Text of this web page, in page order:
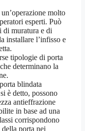
molto
esperti. Può
di muratura e di
installare l’infisso e
tipologie di porta
determinano la
blindata
è detto, possono
antieffrazione
in base ad una
corrispondono
porta nei